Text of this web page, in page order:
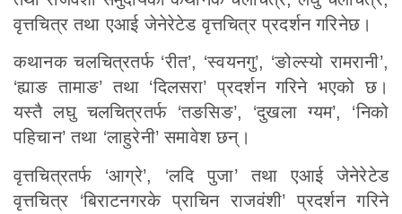
वृत्तचित्र तथा एआई जेनेरेटेड वृत्तचित्र प्रदर्शन गरिनेछ।
कथानक चलचित्रतर्फ ‘रीत’, ‘स्वयनगु’, ‘ङोल्स्यो रामरानी’,
‘ह्याङ तामाङ’ तथा ‘दिलसरा’ प्रदर्शन गरिने भएको छ।
यस्तै लघु चलचित्रतर्फ ‘तङसिङ’, ‘दुखला ग्यम’, ‘निको
पहिचान’ तथा ‘लाहुरेनी’ समावेश छन्।
वृत्तचित्रतर्फ ‘आग्रे’, ‘लदि पुजा’ तथा एआई जेनेरेटेड
वृत्तचित्र ‘बिराटनगरके प्राचिन राजवंशी’ प्रदर्शन गरिने